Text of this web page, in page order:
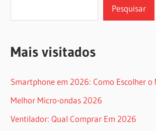
Pesquisar
Mais visitados
Smartphone em 2026: Como Escolher o
Melhor Micro-ondas 2026
Ventilador: Qual Comprar Em 2026